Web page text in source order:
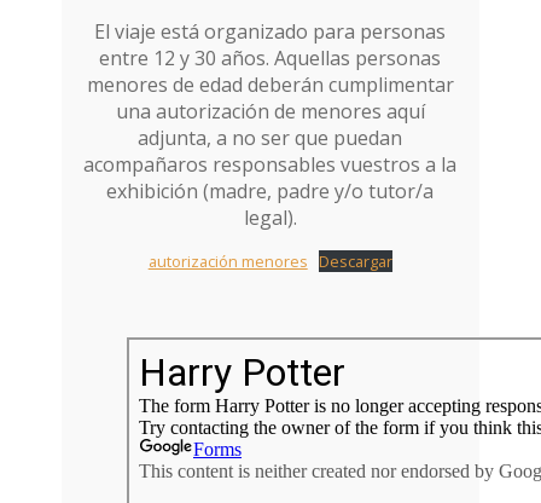
El viaje está organizado para personas
entre 12 y 30 años. Aquellas personas
menores de edad deberán cumplimentar
una autorización de menores aquí
adjunta, a no ser que puedan
acompañaros responsables vuestros a la
exhibición (madre, padre y/o tutor/a
legal).
autorización menores Descargar